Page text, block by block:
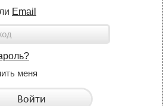
Email
меня
Войти